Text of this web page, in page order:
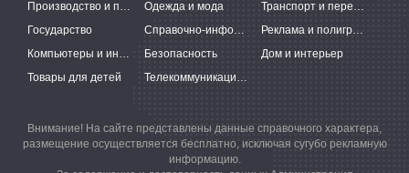
Производство и поставки
Одежда и мода
Транспорт и перевозки
Государство
Справочно-информационные системы
Реклама и полиграфия
Компьютеры и интернет
Безопасность
Дом и интерьер
Товары для детей
Телекоммуникации и связь
Внимание! На сайте представлены данные справочного характера,
размещение осуществляется бесплатно, исключая сугубо рекламную
информацию.